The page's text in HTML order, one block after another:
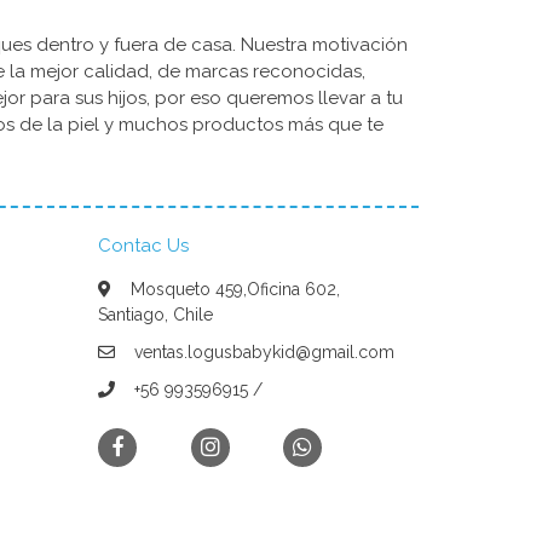
dentro y fuera de casa. Nuestra motivación
mejor calidad, de marcas reconocidas,
para sus hijos, por eso queremos llevar a tu
de la piel y muchos productos más que te
Contac Us
Mosqueto 459,Oficina 602,
Santiago, Chile
ventas.logusbabykid@gmail.com
+56 993596915 /